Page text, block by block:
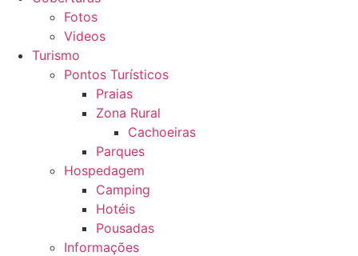
Fotos
Videos
Turismo
Pontos Turísticos
Praias
Zona Rural
Cachoeiras
Parques
Hospedagem
Camping
Hotéis
Pousadas
Informações